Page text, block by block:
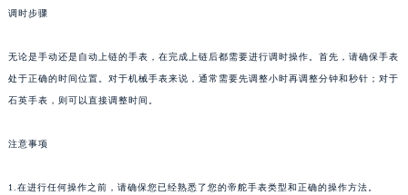
调时步骤
无论是手动还是自动上链的手表，在完成上链后都需要进行调时操作。首先，请确保手表
处于正确的时间位置。对于机械手表来说，通常需要先调整小时再调整分钟和秒针；对于
石英手表，则可以直接调整时间。
注意事项
1.在进行任何操作之前，请确保您已经熟悉了您的帝舵手表类型和正确的操作方法。